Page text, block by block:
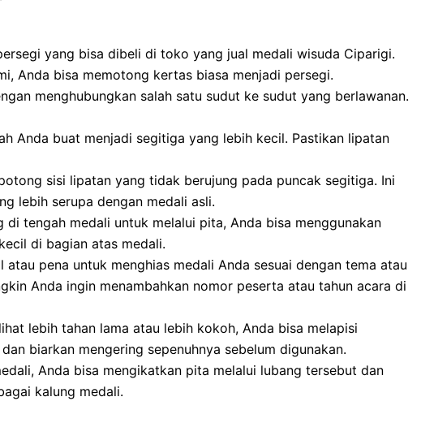
yang bisa dibeli di toko yang jual medali wisuda Ciparigi.
Anda bisa memotong kertas biasa menjadi persegi.
menghubungkan salah satu sudut ke sudut yang berlawanan.
Anda buat menjadi segitiga yang lebih kecil. Pastikan lipatan
sisi lipatan yang tidak berujung pada puncak segitiga. Ini
lebih serupa dengan medali asli.
tengah medali untuk melalui pita, Anda bisa menggunakan
di bagian atas medali.
atau pena untuk menghias medali Anda sesuai dengan tema atau
Anda ingin menambahkan nomor peserta atau tahun acara di
lebih tahan lama atau lebih kokoh, Anda bisa melapisi
biarkan mengering sepenuhnya sebelum digunakan.
Anda bisa mengikatkan pita melalui lubang tersebut dan
kalung medali.